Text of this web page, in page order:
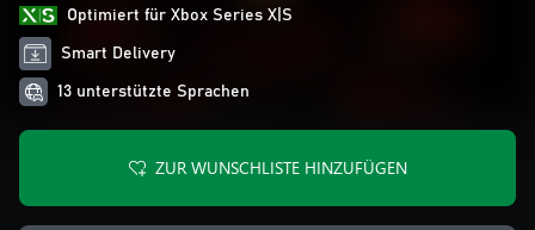
Optimiert für Xbox Series X|S
Smart Delivery
13 unterstützte Sprachen
ZUR WUNSCHLISTE HINZUFÜGEN